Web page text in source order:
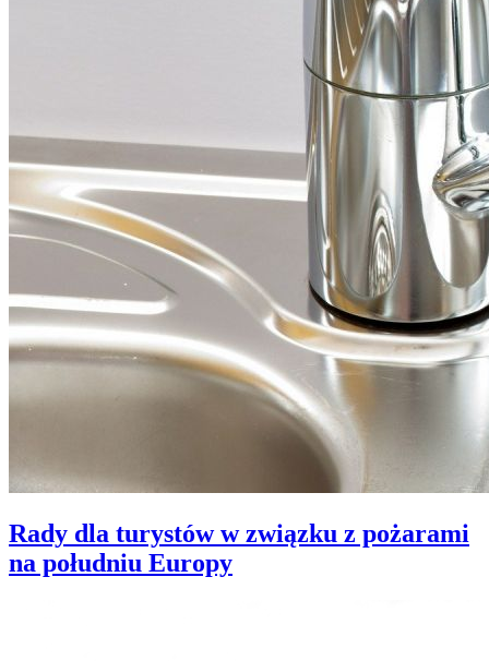
Rady dla turystów w związku z pożarami
na południu Europy